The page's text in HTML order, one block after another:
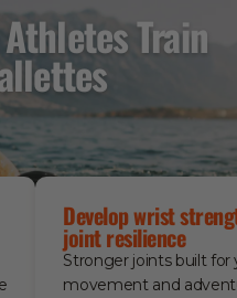
Train
Develop wrist
joint resilience
Stronger joints built for
movement and